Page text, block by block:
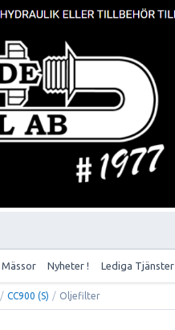
Mässor Nyheter ! Lediga Tjänster
/ CC900 (S) / Oljefilter